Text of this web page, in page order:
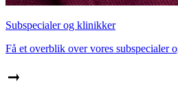
Subspecialer og klinikker
Få et overblik over vores subspecialer